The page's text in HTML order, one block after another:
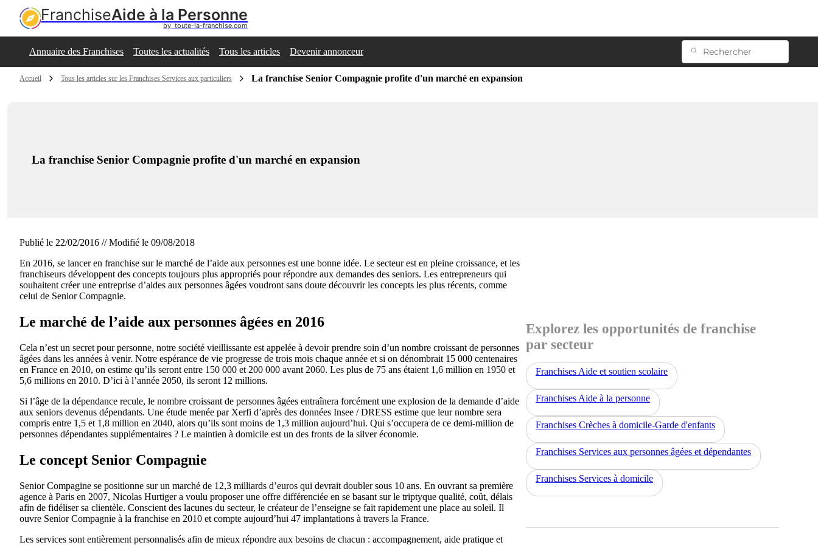
FranchiseAide à la Personne
by  toute-la-franchise.com
Annuaire des Franchises Toutes les actualités Tous les articles Devenir annonceur
Accueil Tous les articles sur les Franchises Services aux particuliers La franchise Senior Compagnie profite d'un marché en expansion
La franchise Senior Compagnie profite d'un marché en expansion
Publié le 22/02/2016 // Modifié le 09/08/2018
En 2016, se lancer en franchise sur le marché de l’aide aux personnes est une bonne idée. Le secteur est en pleine croissance, et les
franchiseurs développent des concepts toujours plus appropriés pour répondre aux demandes des seniors. Les entrepreneurs qui
souhaitent créer une entreprise d’aides aux personnes âgées voudront sans doute découvrir les concepts les plus récents, comme
celui de Senior Compagnie.
Le marché de l’aide aux personnes âgées en 2016
Cela n’est un secret pour personne, notre société vieillissante est appelée à devoir prendre soin d’un nombre croissant de personnes
âgées dans les années à venir. Notre espérance de vie progresse de trois mois chaque année et si on dénombrait 15 000 centenaires
en France en 2010, on estime qu’ils seront entre 150 000 et 200 000 avant 2060. Les plus de 75 ans étaient 1,6 million en 1950 et
5,6 millions en 2010. D’ici à l’année 2050, ils seront 12 millions.
Si l’âge de la dépendance recule, le nombre croissant de personnes âgées entraînera forcément une explosion de la demande d’aide
aux seniors devenus dépendants. Une étude menée par Xerfi d’après des données Insee / DRESS estime que leur nombre sera
compris entre 1,5 et 1,8 million en 2040, alors qu’ils sont moins de 1,3 million aujourd’hui. Qui s’occupera de ce demi-million de
personnes dépendantes supplémentaires ? Le maintien à domicile est un des fronts de la silver économie.
Le concept Senior Compagnie
Senior Compagine se positionne sur un marché de 12,3 milliards d’euros qui devrait doubler sous 10 ans. En ouvrant sa première
agence à Paris en 2007, Nicolas Hurtiger a voulu proposer une offre différenciée en se basant sur le triptyque qualité, coût, délais
afin de fidéliser sa clientèle. Conscient des lacunes du secteur, le créateur de l’enseigne se fait rapidement une place au soleil. Il
ouvre Senior Compagnie à la franchise en 2010 et compte aujourd’hui 47 implantations à travers la France.
Les services sont entièrement personnalisés afin de mieux répondre aux besoins de chacun : accompagnement, aide pratique et
Explorez les opportunités de franchise
par secteur
Franchises Aide et soutien scolaire
Franchises Aide à la personne
Franchises Crèches à domicile-Garde d'enfants
Franchises Services aux personnes âgées et dépendantes
Franchises Services à domicile